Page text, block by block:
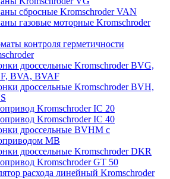
сбросные Kromschroder VAN
газовые моторные Kromschroder
контроля герметичности
дроссельные Kromschroder BVG,
BVA, BVAF
дроссельные Kromschroder BVH,
Kromschroder IC 20
Kromschroder IC 40
дроссельные BVHM с
МВ
дроссельные Kromschroder DKR
Kromschroder GT 50
расхода линейный Kromschroder